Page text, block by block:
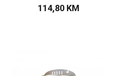
114,80 KM